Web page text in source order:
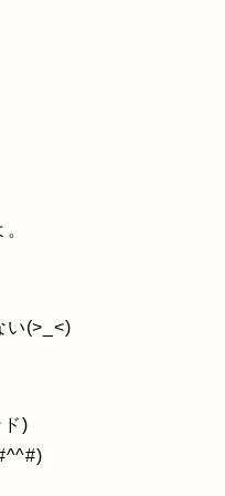
い(>_<)
)